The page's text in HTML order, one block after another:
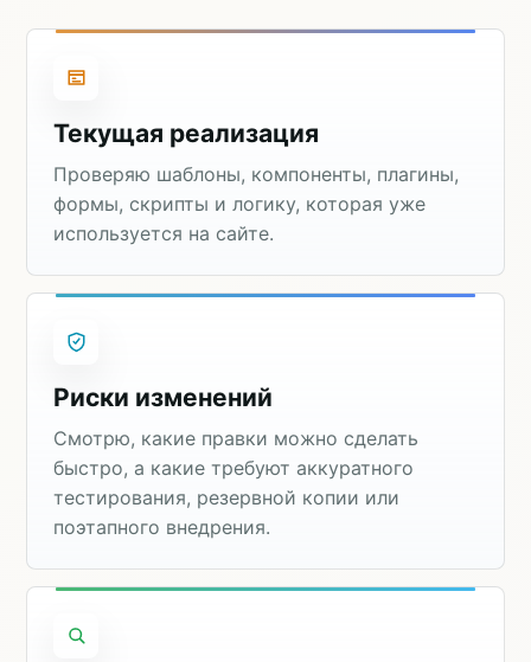
Текущая реализация
Проверяю шаблоны, компоненты, плагины,
формы, скрипты и логику, которая уже
используется на сайте.
Риски изменений
Смотрю, какие правки можно сделать
быстро, а какие требуют аккуратного
тестирования, резервной копии или
поэтапного внедрения.